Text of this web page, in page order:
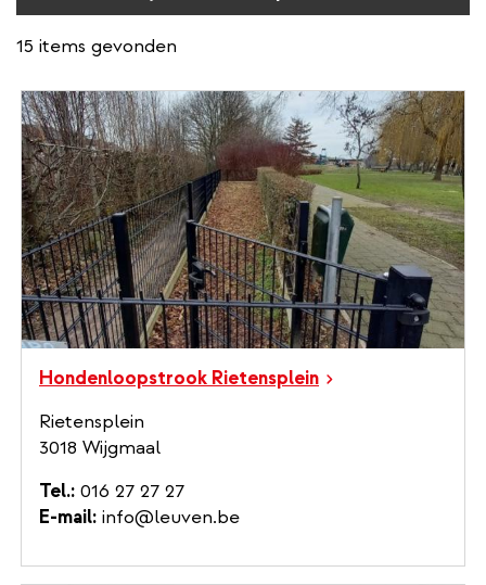
15 items gevonden
Hondenloopstrook Rietensplein
Rietensplein
3018 Wijgmaal
Tel. 016 27 27 27
E-mail info@leuven.be